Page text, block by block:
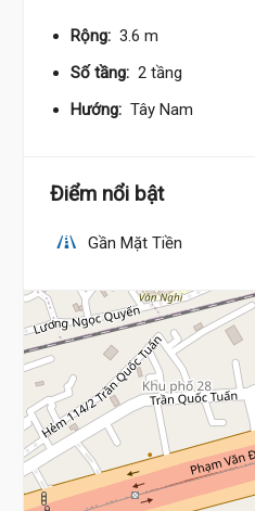
Rộng: 3.6 m
Số tầng: 2 tầng
Hướng: Tây Nam
Điểm nổi bật
Gần Mặt Tiền